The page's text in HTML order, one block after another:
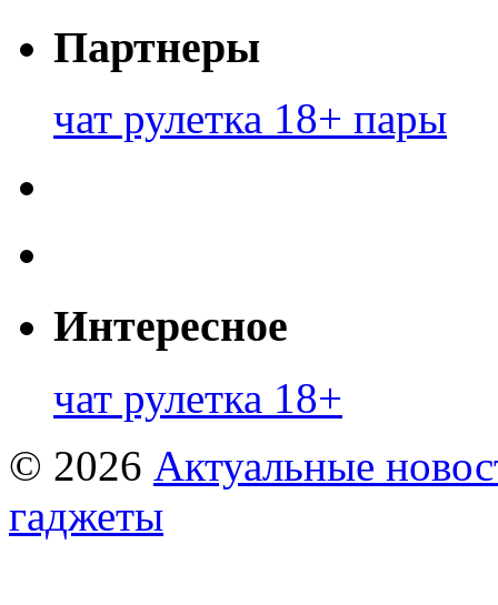
Партнеры
чат рулетка 18+ пары
Интересное
чат рулетка 18+
© 2026 Актуальные
гаджеты